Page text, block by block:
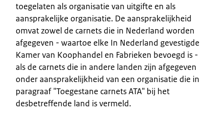
toegelaten als organisatie van uitgifte en als
aansprakelijke organisatie. De aansprakelijkheid
omvat zowel de carnets die in Nederland worden
afgegeven - waartoe elke In Nederland gevestigde
Kamer van Koophandel en Fabrieken bevoegd is -
als de carnets die in andere landen zijn afgegeven
onder aansprakelijkheid van een organisatie die in
paragraaf "Toegestane carnets ATA" bij het
desbetreffende land is vermeld.